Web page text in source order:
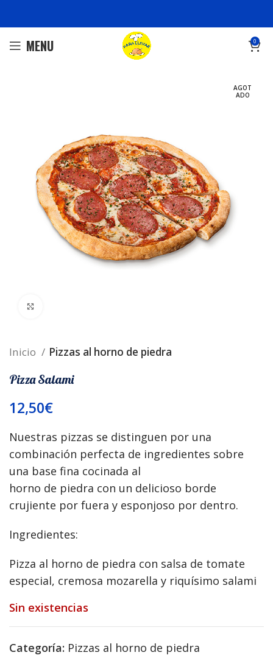
MENU 0
AGOT
ADO
Inicio Pizzas al horno de piedra
Pizza Salami
12,50€
Nuestras pizzas se distinguen por una
combinación perfecta de ingredientes sobre
una base fina cocinada al
horno de piedra con un delicioso borde
crujiente por fuera y esponjoso por dentro.
Ingredientes:
Pizza al horno de piedra con salsa de tomate
especial, cremosa mozarella y riquísimo salami
Sin existencias
Categoría: Pizzas al horno de piedra